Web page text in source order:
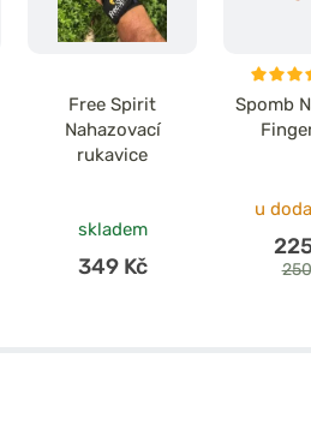
Free Spirit
Nahazovací
rukavice
skladem
349 Kč
Spomb
u